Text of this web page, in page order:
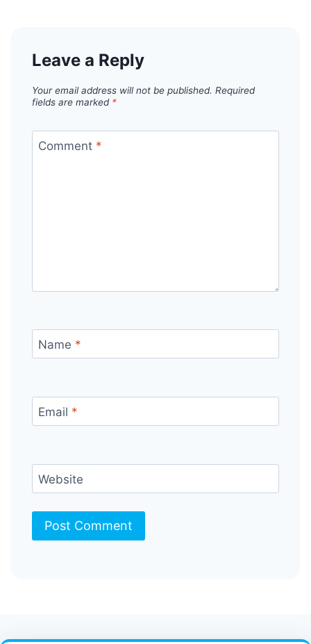
Leave a Reply
Your email address will not be published. Required
fields are marked *
Comment *
Name *
Email *
Website